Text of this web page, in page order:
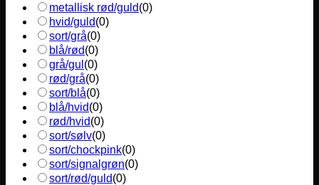
metallisk rød/guld(0)
hvid/guld(0)
sort/grå(0)
blå/rød(0)
grå/gul (0)
rød/grå(0)
sort/blå(0)
blå/hvid(0)
rød/hvid(0)
sort/sølv(0)
sort/chockpink(0)
sort/signalgrøn(0)
sort/rød/guld(0)